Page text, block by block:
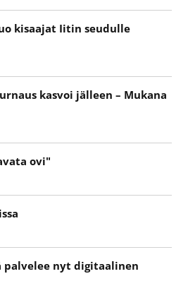
kisaajat Iitin seudulle
kasvoi jälleen – Mukana
ovi"
nyt digitaalinen